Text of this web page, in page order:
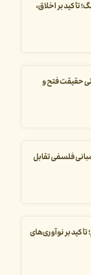
تأکید بر اخلاق،
حقیقت فتح و
فلسفی تقابل
بر نوآوری‌های